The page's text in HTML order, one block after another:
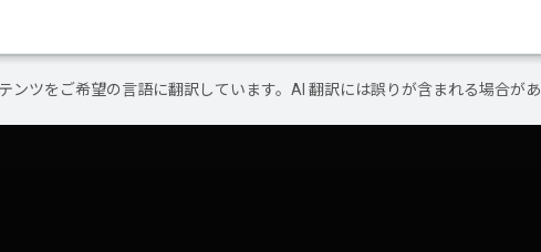
ンツをご希望の言語に翻訳しています。AI 翻訳には誤りが含まれる場合があ